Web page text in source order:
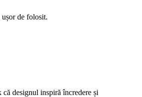
de folosit.
designul inspiră încredere și